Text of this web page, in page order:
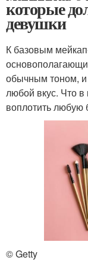
которые
девушки
К базовым
обычным тоном, и
любой вкус. Что в
воплотить любую
© Getty